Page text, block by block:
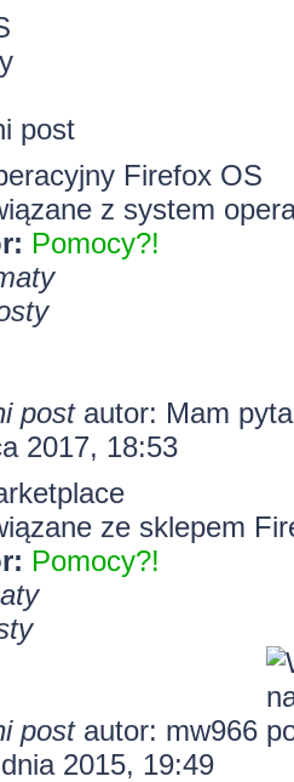
post
Firefox OS
z system
Pomocy?!
postautor: Mam
2017, 18:53
ze sklepem
Pomocy?!
postautor: mw966
2015, 19:49